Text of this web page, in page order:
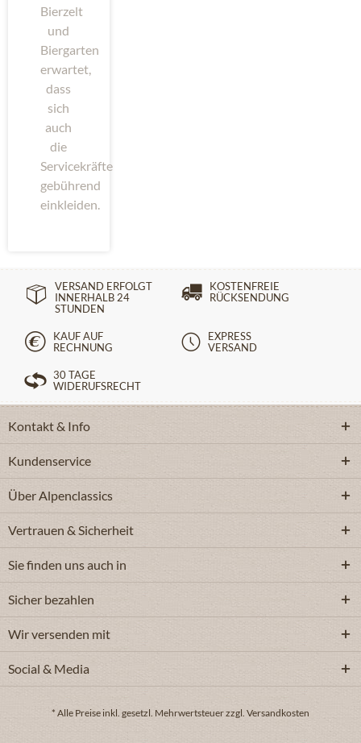
Bierzelt
und
Biergarten
erwartet,
dass
sich
auch
die
Servicekräfte
gebührend
einkleiden.
VERSAND ERFOLGT
INNERHALB 24
STUNDEN
KOSTENFREIE
RÜCKSENDUNG
KAUF AUF
RECHNUNG
EXPRESS
VERSAND
30 TAGE
WIDERUFSRECHT
Kontakt & Info
Kundenservice
Über Alpenclassics
Vertrauen & Sicherheit
Sie finden uns auch in
Sicher bezahlen
Wir versenden mit
Social & Media
* Alle Preise inkl. gesetzl. Mehrwertsteuer zzgl. Versandkosten